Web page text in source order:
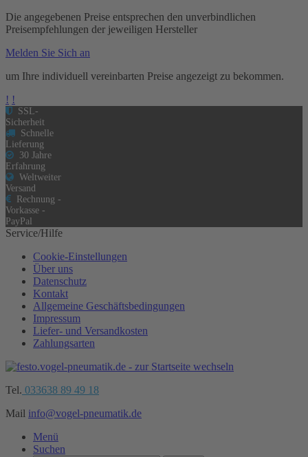
Die angegebenen Preise entsprechen den unverbindlichen
Preisempfehlungen der jeweiligen Hersteller
Melden Sie Sich an
um Ihre individuell vereinbarten Preise angezeigt zu bekommen.
! !
SSL-
Sicherheit
Schnelle
Lieferung
30 Jahre
Erfahrung
Weltweiter
Versand
Rechnung -
Vorkasse -
PayPal
Service/Hilfe
Cookie-Einstellungen
Über uns
Datenschutz
Kontakt
Allgemeine Geschäftsbedingungen
Impressum
Liefer- und Versandkosten
Zahlungsarten
Tel. 033638 89 49 18
Mail info@vogel-pneumatik.de
Menü
Suchen